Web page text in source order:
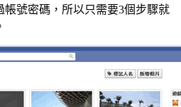
號密碼，所以只需要3個步驟就